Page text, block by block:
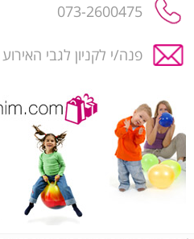
073-2600475
פנה/י לקניון לגבי האירוע